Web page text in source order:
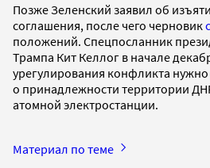
Позже Зеленский заявил об
соглашения, после чего черновик
положений. Спецпосланник
Трампа Кит Келлог в начале
урегулирования конфликта
о принадлежности территории
атомной электростанции.
Материал по теме